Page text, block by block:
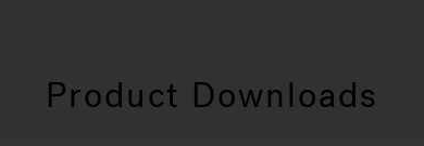
Product Downloads